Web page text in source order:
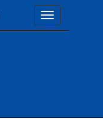
Toggle